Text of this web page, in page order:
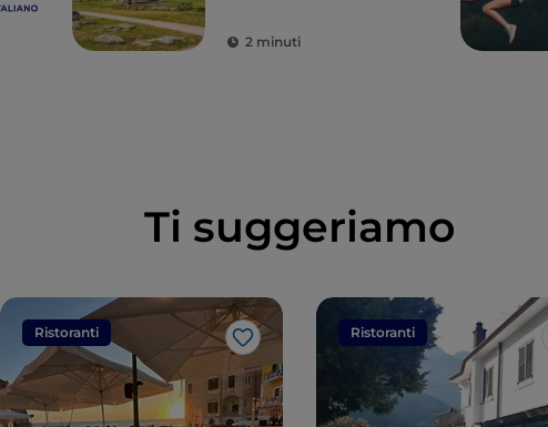
parco archeologico
2 minuti
Ti suggeriamo
Ristoranti
Like
Ristoranti